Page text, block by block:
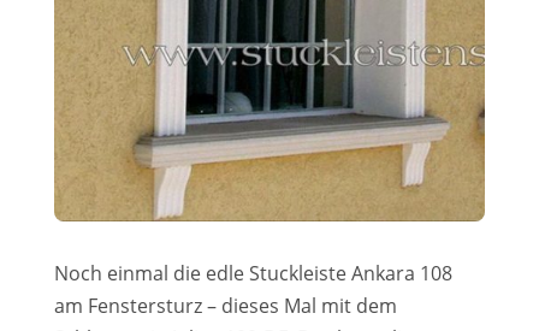
Noch einmal die edle Stuckleiste Ankara 108
am Fenstersturz – dieses Mal mit dem